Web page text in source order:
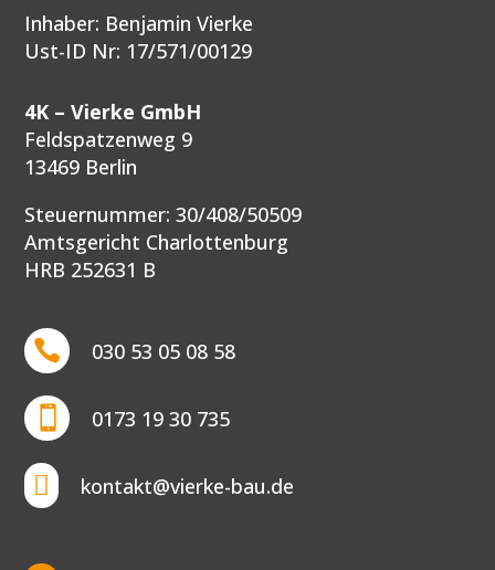
Inhaber: Benjamin Vierke
Ust-ID Nr: 17/571/00129
4K – Vierke GmbH
Feldspatzenweg 9
13469 Berlin
Steuernummer: 30/408/50509
Amtsgericht Charlottenburg
HRB 252631 B
 030 53 05 08 58
 0173 19 30 735
 kontakt@vierke-bau.de